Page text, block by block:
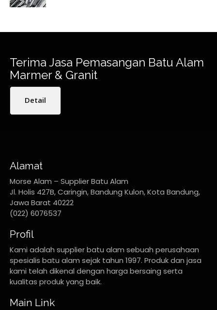
Terima Jasa Pemasangan Batu Alam
Marmer & Granit
Detail
Alamat
Morse Alam – Supplier Batu Alam
Jl. Holis 427B, Caringin, Bandung Kulon, Kota Bandung,
Jawa Barat 40222
(022) 6076537
Profil
Kami adalah supplier batu alam sebuah perusahaan
spesialis batu alam sejak tahun 1997. Produk dan jasa
kami telah dikenal dengan harga bersaing serta
kualitas produk yang baik.
Main Link